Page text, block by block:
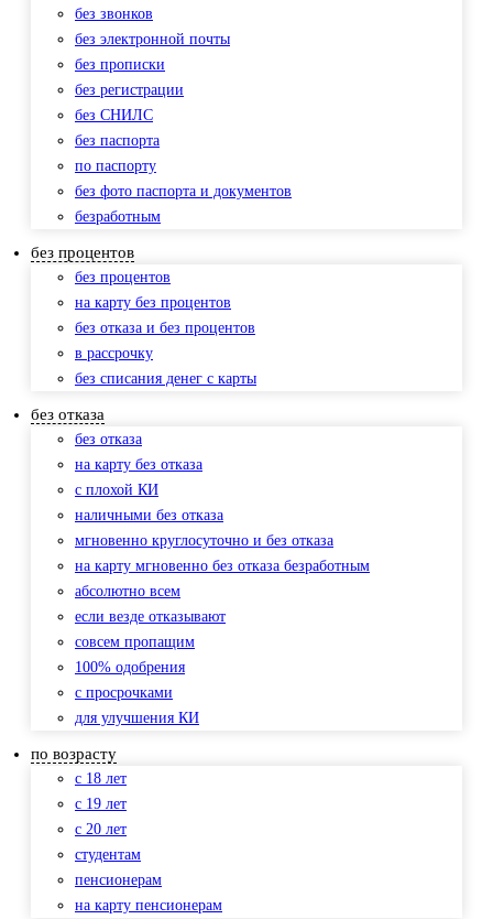
без звонков
без электронной почты
без прописки
без регистрации
без СНИЛС
без паспорта
по паспорту
без фото паспорта и документов
безработным
без процентов
без процентов
на карту без процентов
без отказа и без процентов
в рассрочку
без списания денег с карты
без отказа
без отказа
на карту без отказа
с плохой КИ
наличными без отказа
мгновенно круглосуточно и без отказа
на карту мгновенно без отказа безработным
абсолютно всем
если везде отказывают
совсем пропащим
100% одобрения
с просрочками
для улучшения КИ
по возрасту
с 18 лет
с 19 лет
с 20 лет
студентам
пенсионерам
на карту пенсионерам